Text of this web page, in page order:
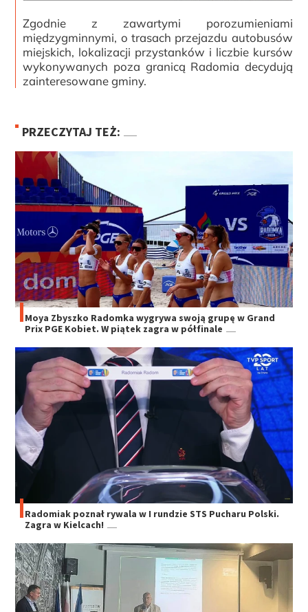
Zgodnie z zawartymi porozumieniami
międzygminnymi, o trasach przejazdu autobusów
miejskich, lokalizacji przystanków i liczbie kursów
wykonywanych poza granicą Radomia decydują
zainteresowane gminy.
PRZECZYTAJ TEŻ:
Moya Zbyszko Radomka wygrywa swoją grupę w Grand
Prix PGE Kobiet. W piątek zagra w półfinale
Radomiak poznał rywala w I rundzie STS Pucharu Polski.
Zagra w Kielcach!